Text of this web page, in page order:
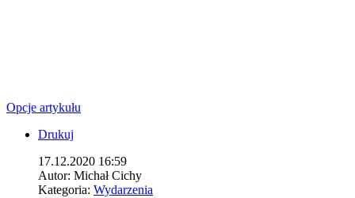
Opcje artykułu
Drukuj
17.12.2020 16:59
Autor: Michał Cichy
Kategoria: Wydarzenia